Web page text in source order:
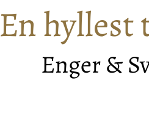
En hyllest
Enger &